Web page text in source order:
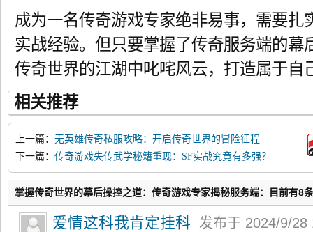
成为一名传奇游戏专家绝非易事，需要扎
实战经验。但只要掌握了传奇服务端的幕
传奇世界的江湖中叱咤风云，打造属于自
相关推荐
上一篇： 无英雄传奇私服攻略：开启传奇世界的冒险征程
下一篇： 传奇游戏失传武学秘籍重现：SF实战究竟有多强？
掌握传奇世界的幕后操控之道：传奇游戏专家揭秘服务端：目前有8
爱情这科我肯定挂科
发布于 2024/9/